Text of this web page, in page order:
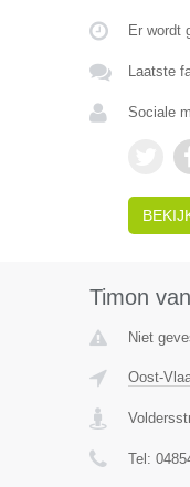
Er wordt
Laatste
Sociale
Timon
Niet
Oost-
Tel: